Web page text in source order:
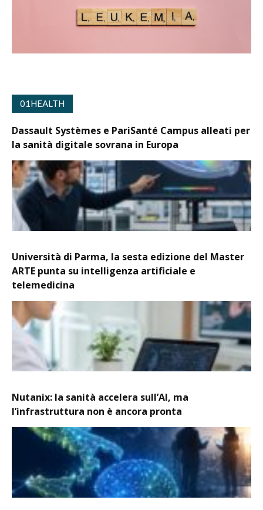
01HEALTH
Dassault Systèmes e PariSanté Campus alleati per
la sanità digitale sovrana in Europa
Università di Parma, la sesta edizione del Master
ARTE punta su intelligenza artificiale e
telemedicina
Nutanix: la sanità accelera sull’AI, ma
l’infrastruttura non è ancora pronta